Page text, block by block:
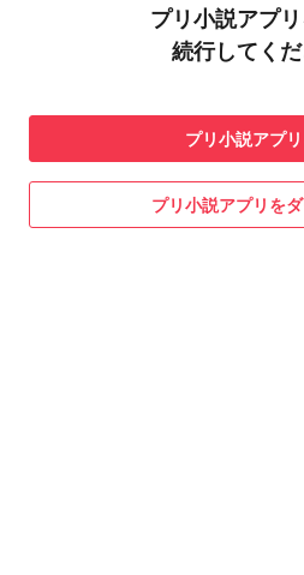
プリ小説アプ
続行してくだ
プリ小説アプ
プリ小説アプリを